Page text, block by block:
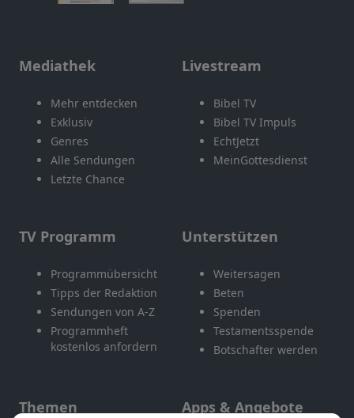
Mediathek
Mehr entdecken
Exklusiv
Genres
Alle Sendungen
Letzte Chance
Livestream
Bibel TV
Bibel TV Impuls
EchtJetzt
MeinGottesdienst
TV Programm
Programmübersicht
Tipps der Redaktion
Sendungen von A-Z
Programmheft
kostenlos anfordern
Unterstützen
Weitersagen
Beten
Spenden
Testamentsspende
Botschafter werden
Themen Apps & Angebote